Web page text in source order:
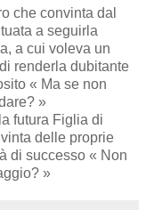
che convinta dal
a seguirla
a cui voleva un
renderla dubitante
« Ma se non
»
futura Figlia di
delle proprie
di successo « Non
»